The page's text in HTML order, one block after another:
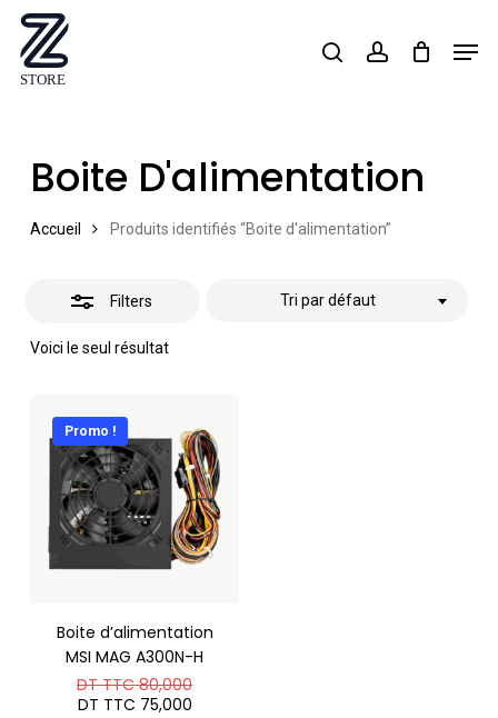
Skip
main
searchaccount
Boite D'alimentation
Accueil Produits identifiés “Boite d'alimentation”
Filters
Voici le seul résultat
Tri par défaut
Close
Promo !
Boite d’alimentation
MSI MAG A300N-H
DT TTC80,000Le
DT TTC 75,000Le